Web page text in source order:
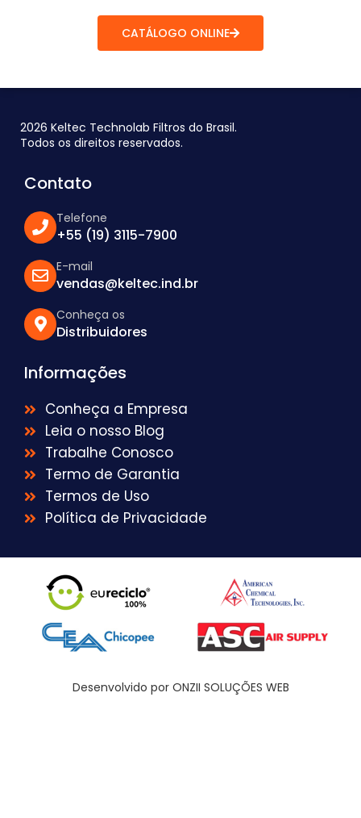
CATÁLOGO ONLINE
2026 Keltec Technolab Filtros do Brasil.
Todos os direitos reservados.
Contato
Telefone
+55 (19) 3115-7900
E-mail
vendas@keltec.ind.br
Conheça os
Distribuidores
Informações
Conheça a Empresa
Leia o nosso Blog
Trabalhe Conosco
Termo de Garantia
Termos de Uso
Política de Privacidade
Desenvolvido por ONZII SOLUÇÕES WEB